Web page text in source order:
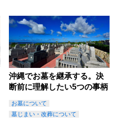
沖縄でお墓を継承する。決
断前に理解したい5つの事柄
お墓について
墓じまい・改葬について